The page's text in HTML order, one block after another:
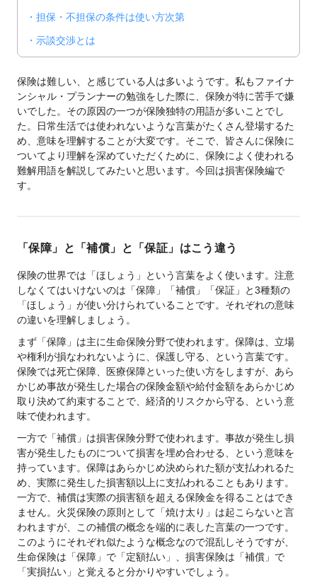
担保・不担保の条件は使い方次第
示談交渉とは
保険は難しい、と感じている人は多いようです。私もファイナ
ンシャル・プランナーの勉強をした際に、保険が特に苦手で嫌
いでした。その原因の一つが保険独特の用語が多いことでし
た。日常生活では使われないような言葉がたくさん登場するた
め、意味を理解することが大変です。そこで、皆さんに保険に
ついてより理解を深めていただくために、保険によく使われる
難解用語を解説してみたいと思います。今回は損害保険編で
す。
「保障」と「補償」と「保証」はこう違う
保険の世界では「ほしょう」という言葉をよく使います。注意
しなくてはいけないのは「保障」「補償」「保証」と3種類の
「ほしょう」が使い分けられていることです。それぞれの意味
の違いを理解しましょう。
まず「保障」は主に生命保険分野で使われます。保障は、立場
や権利が損なわれないように、保護し守る、という言葉です。
保険では死亡保障、医療保障といった使い方をしますが、あら
かじめ事故が発生した場合の保険金額や給付金額をあらかじめ
取り決めて約束することで、経済的リスクから守る、という意
味で使われます。
一方で「補償」は損害保険分野で使われます。事故が発生し損
害が発生したものについて損害を埋め合わせる、という意味を
持っています。保障はあらかじめ決められた額が支払われるた
め、実際に発生した損害額以上に支払われることもあります。
一方で、補償は実際の損害額を超える保険金を得ることはでき
ません。火災保険の原則として「焼け太り」は起こらないと言
われますが、この補償の概念を端的に表した言葉の一つです。
このようにそれぞれ似たような概念なので混乱しそうですが、
生命保険は「保障」で「定額払い」、損害保険は「補償」で
「実損払い」と覚えると分かりやすいでしょう。